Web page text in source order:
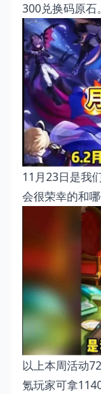
300兑换码原石。
11月23日是我
会很荣幸的和
以上本周活动
氪玩家可拿